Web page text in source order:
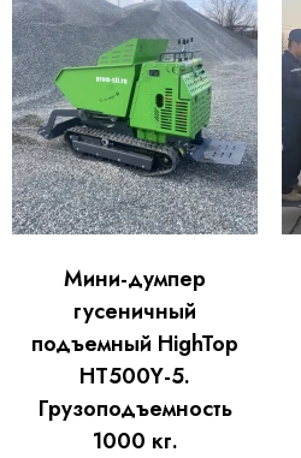
Мини-думпер
гусеничный
подъемный HighTop
HT500Y-5.
Грузоподъемность
1000 кг.